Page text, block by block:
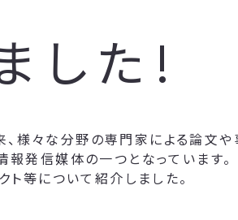
した!
、様々な分野の専門家による論
発信媒体の一つとなっています。
等について紹介しました。